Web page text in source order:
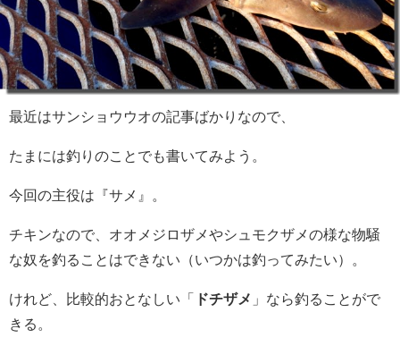
最近はサンショウウオの記事ばかりなので、
たまには釣りのことでも書いてみよう。
今回の主役は『サメ』。
チキンなので、オオメジロザメやシュモクザメの様な物騒
な奴を釣ることはできない（いつかは釣ってみたい）。
けれど、比較的おとなしい「 ドチザメ 」なら釣ることがで
きる。